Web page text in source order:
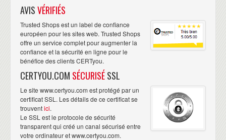
AVISVÉRIFIÉS
Trusted Shops est un label de confiance
européen pour les sites web. Trusted Shops
offre un service complet pour augmenter la
confiance et la sécurité en ligne pour le
bénéfice des clients CERTyou.
CERTYOU.COM SÉCURISÉSSL
Le site www.certyou.com est protégé par un
certificat SSL. Les détails de ce certificat se
trouventici.
Le SSL est le protocole de sécurité
transparent qui créé un canal sécurisé entre
votre ordinateur et www.certyou.com.